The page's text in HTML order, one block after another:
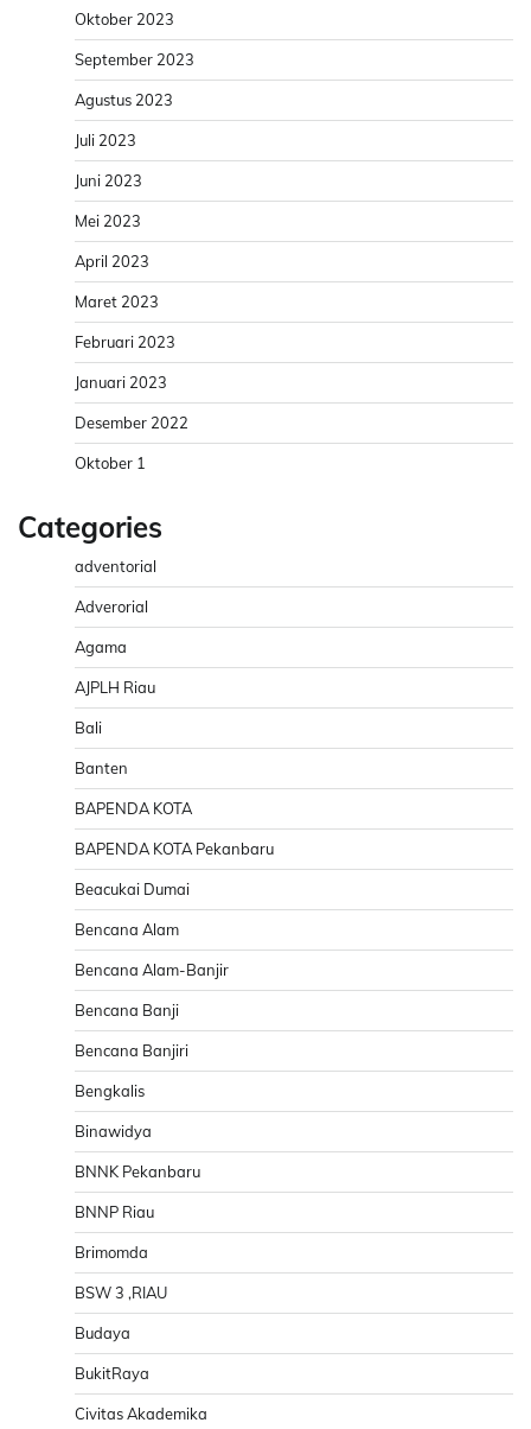
Oktober 2023
September 2023
Agustus 2023
Juli 2023
Juni 2023
Mei 2023
April 2023
Maret 2023
Februari 2023
Januari 2023
Desember 2022
Oktober 1
Categories
adventorial
Adverorial
Agama
AJPLH Riau
Bali
Banten
BAPENDA KOTA
BAPENDA KOTA Pekanbaru
Beacukai Dumai
Bencana Alam
Bencana Alam-Banjir
Bencana Banji
Bencana Banjiri
Bengkalis
Binawidya
BNNK Pekanbaru
BNNP Riau
Brimomda
BSW 3 ,RIAU
Budaya
BukitRaya
Civitas Akademika